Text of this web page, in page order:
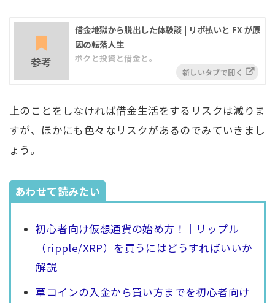
参考
借金地獄から脱出した体験談 | リボ払いと FX が原
因の転落人生
ボクと投資と借金と。
上のことをしなければ借金生活をするリスクは減りま
すが、ほかにも色々なリスクがあるのでみていきまし
ょう。
あわせて読みたい
初心者向け仮想通貨の始め方！｜リップル
（ripple/XRP）を買うにはどうすればいいか
解説
草コインの入金から買い方までを初心者向け